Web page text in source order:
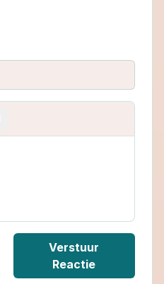
Verstuur
Reactie